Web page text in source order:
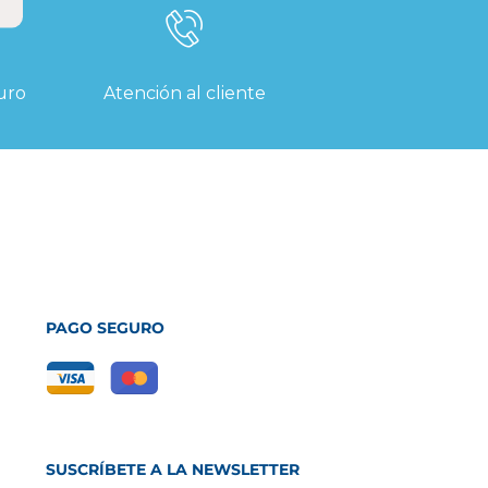
Atención al cliente
PAGO SEGURO
SUSCRÍBETE A LA NEWSLETTER